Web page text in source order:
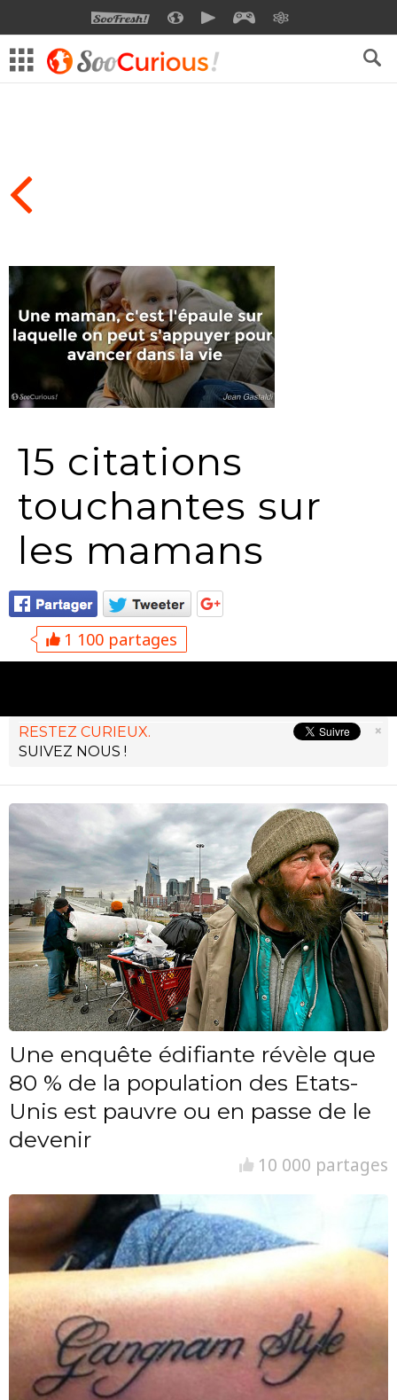
SOOFRESHSOOCURIOUSSOOMOTIONSOOGEEK
15 citations
touchantes sur
les mamans
1 100 partages
×
RESTEZ CURIEUX.
SUIVEZ NOUS !
Une enquête édifiante révèle que
80 % de la population des Etats-
Unis est pauvre ou en passe de le
devenir
10 000 partages